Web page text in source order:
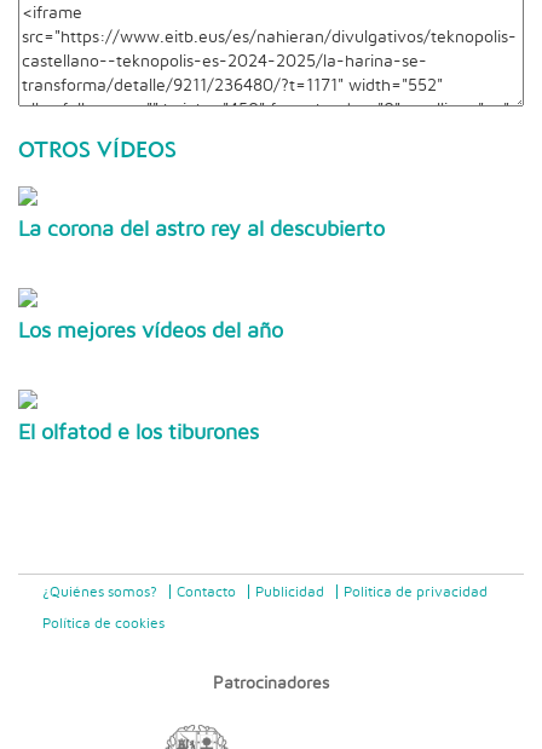
OTROS VÍDEOS
La corona del astro rey al descubierto
Los mejores vídeos del año
El olfatod e los tiburones
¿Quiénes somos? Contacto Publicidad Politica de privacidad
Política de cookies
Patrocinadores